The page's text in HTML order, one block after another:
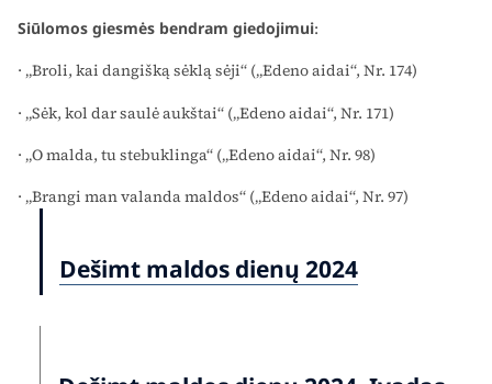
Siūlomos giesmės bendram giedojimui:
· „Broli, kai dangišką sėklą sėji“ („Edeno aidai“, Nr. 174)
· „Sėk, kol dar saulė aukštai“ („Edeno aidai“, Nr. 171)
· „O malda, tu stebuklinga“ („Edeno aidai“, Nr. 98)
· „Brangi man valanda maldos“ („Edeno aidai“, Nr. 97)
Dešimt maldos dienų 2024